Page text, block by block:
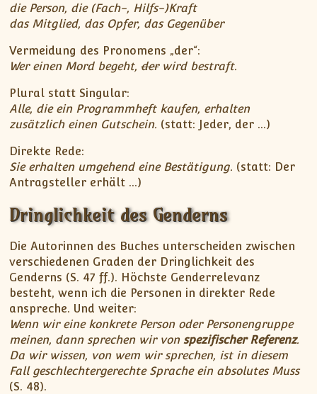
die Person, die (Fach-, Hilfs-)Kraft
das Mitglied, das Opfer, das Gegenüber
Vermeidung des Pronomens „der“:
Wer einen Mord begeht,derwird bestraft.
Plural statt Singular:
Alle, die ein Programmheft kaufen, erhalten
zusätzlich einen Gutschein. (statt: Jeder, der …)
Direkte Rede:
Sie erhalten umgehend eine Bestätigung. (statt: Der
Antragsteller erhält …)
Dringlichkeit des Genderns
Die Autorinnen des Buches unterscheiden zwischen
verschiedenen Graden der Dringlichkeit des
Genderns (S. 47 ff.). Höchste Genderrelevanz
besteht, wenn ich die Personen in direkter Rede
anspreche. Und weiter:
Wenn wir eine konkrete Person oder Personengruppe
meinen, dann sprechen wir von spezifischer Referenz.
Da wir wissen, von wem wir sprechen, ist in diesem
Fall geschlechtergerechte Sprache ein absolutes Muss
(S. 48).